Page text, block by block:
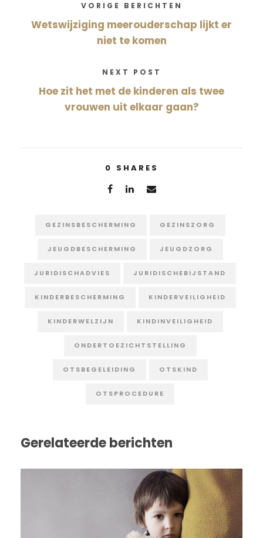
VORIGE BERICHTEN
Wetswijziging meerouderschap lijkt er
niet te komen
NEXT POST
Hoe zit het met de kinderen als twee
vrouwen uit elkaar gaan?
0 SHARES
GEZINSBESCHERMING GEZINSZORG
JEUGDBESCHERMING JEUGDZORG
JURIDISCHADVIES JURIDISCHEBIJSTAND
KINDERBESCHERMING KINDERVEILIGHEID
KINDERWELZIJN KINDINVEILIGHEID
ONDERTOEZICHTSTELLING
OTSBEGELEIDING OTSKIND
OTSPROCEDURE
Gerelateerde berichten